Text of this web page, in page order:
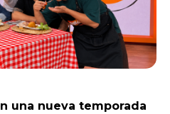
una nueva temporada